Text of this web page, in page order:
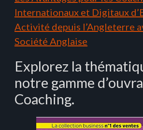
Internationaux et Digitaux
Activité depuis l’Angleterre
Société Anglaise
Explorez la
notre gamme
Coaching.